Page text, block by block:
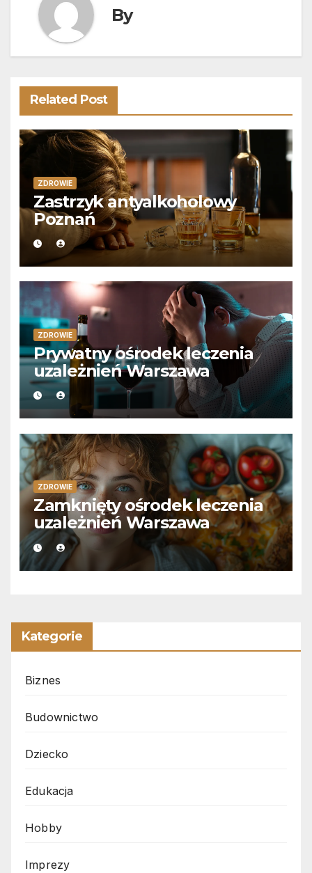
By
Related Post
ZDROWIE
Zastrzyk antyalkoholowy
Poznań
ZDROWIE
Prywatny ośrodek leczenia
uzależnień Warszawa
ZDROWIE
Zamknięty ośrodek leczenia
uzależnień Warszawa
Kategorie
Biznes
Budownictwo
Dziecko
Edukacja
Hobby
Imprezy